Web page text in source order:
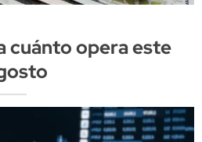
cuánto opera este